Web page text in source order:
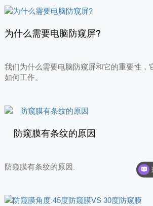
那么防窥膜是怎么样实现防窥效果的呢?
为什么需要电脑防窥屏?
我们为什么需要电脑防窥屏和它的重要性，
如何工作。
防窥膜有条纹的原因
防窥膜有条纹的原因.